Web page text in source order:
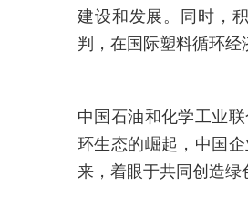
建设和发展。同时，
判，在国际塑料循环
中国石油和化学工业
环生态的崛起，中国
来，着眼于共同创造